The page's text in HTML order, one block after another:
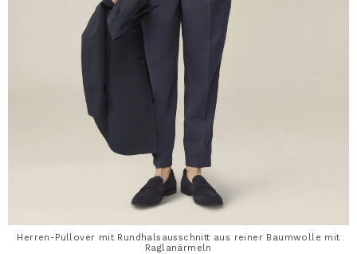
Herren-Pullover mit Rundhalsausschnitt aus reiner Baumwolle mit
Raglanärmeln